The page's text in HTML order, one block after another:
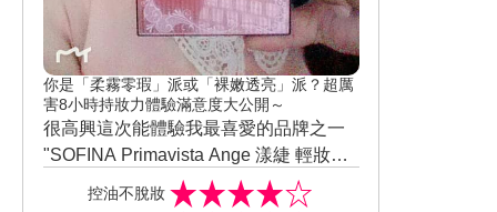
毛孔 & 眼周暗沉與兩頰容易泛紅感 , 呈
現出肌膚透亮感 ! 減齡5歲的奇蹟 , 真的
可以做到耶 ! 再一次感謝美周報 , 每周所
提供超優質美妝品做為試用 !
你是「柔霧零瑕」派或「裸嫩透亮」派？超厲
害8小時持妝力體驗滿意度大公開～
很高興這次能體驗我最喜愛的品牌之一
"SOFINA Primavista Ange 漾緁 輕妝綺
肌長效粉餅 ! "
也非常感謝 "美周報 " 給予我這次試用的
控油不脫妝